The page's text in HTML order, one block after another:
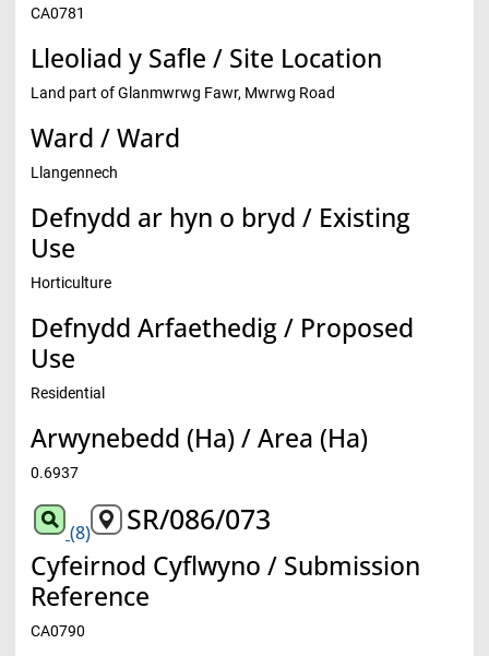
CA0781
Lleoliad y Safle / Site Location
Land part of Glanmwrwg Fawr, Mwrwg Road
Ward / Ward
Llangennech
Defnydd ar hyn o bryd / Existing
Use
Horticulture
Defnydd Arfaethedig / Proposed
Use
Residential
Arwynebedd (Ha) / Area (Ha)
0.6937
(8) SR/086/073
Cyfeirnod Cyflwyno / Submission
Reference
CA0790